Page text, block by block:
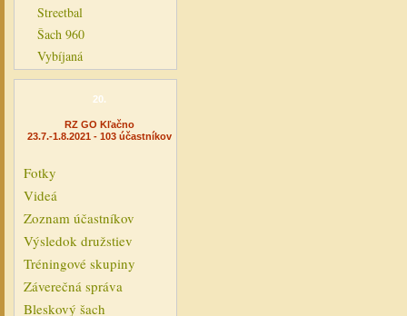
Streetbal
Šach 960
Vybíjaná
20.
RZ GO Kľačno
23.7.-1.8.2021 - 103 účastníkov
Fotky
Videá
Zoznam účastníkov
Výsledok družstiev
Tréningové skupiny
Záverečná správa
Bleskový šach